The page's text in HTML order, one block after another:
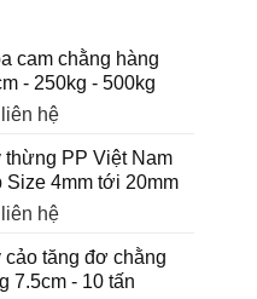
cam chằng hàng
- 250kg - 500kg
hệ
thừng PP Việt Nam
Size 4mm tới 20mm
hệ
cảo tăng đơ chằng
7.5cm - 10 tấn